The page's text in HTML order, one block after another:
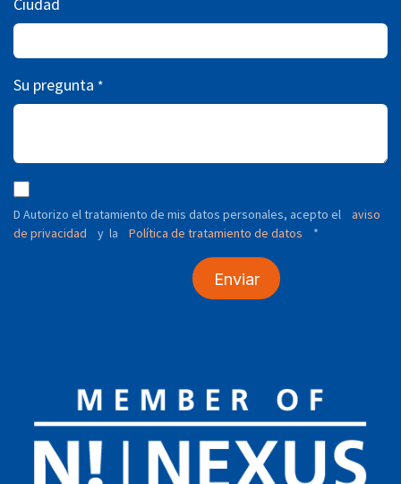
Su pregunta *
D Autorizo ​​el tratamiento de mis datos personales, acepto el
aviso
de privacidad
y la Política de tratamiento de datos *
Enviar